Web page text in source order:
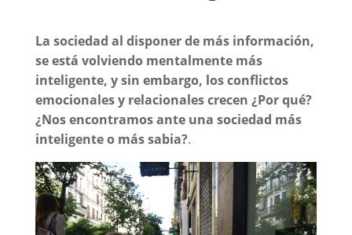
La sociedad al disponer de más información,
se está volviendo mentalmente más
inteligente, y sin embargo, los conflictos
emocionales y relacionales crecen ¿Por qué?
¿Nos encontramos ante una sociedad más
inteligente o más sabia?.